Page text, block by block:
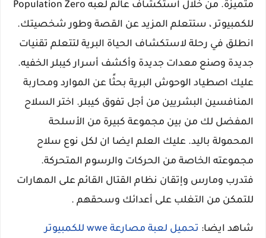
متميزة. من خلال استكشاف عالم لعبه Population Zero
للكمبيوتر ، ستتعلم المزيد عن القصة وطور شخصيتك.
انطلق في رحلة لاستكشاف الحياة البرية لتتعلم تقنيات
جديدة وصنع معدات جديدة وأكشف أسرار كيبلر الخفيه.
عليك اصطياد الوحوش البرية بحثًا عن الموارد ومحاربة
المنافسين البشريين من أجل تفوق كيبلر. اختر السلاح
المفضل لك من بين مجموعة كبيرة من الأسلحة
المحمولة باليد. عليك العلم ايضا ان لكل نوع سلاح
مجموعته الخاصة من الحركات والرسوم المتحركة.
فتدرب ومارس وإتقان نظام القتال القائم على المهارات
للتمكن من التغلب على أعدائك وسحقهم .
شاهد ايضا: تحميل لعبة مصارعة wwe للكمبيوتر